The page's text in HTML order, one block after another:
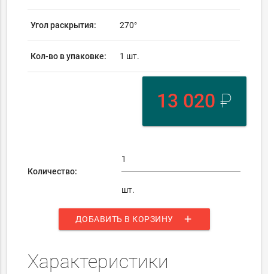
Угол раскрытия: 270°
Кол-во в упаковке: 1 шт.
13 020 ₽
Количество:
шт.
ДОБАВИТЬ В КОРЗИНУ add
Характеристики